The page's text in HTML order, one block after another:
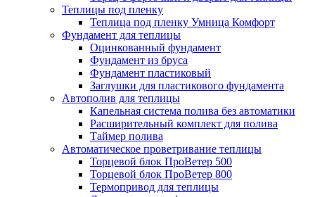
Теплицы под пленку
Теплица под пленку Умница Комфорт
Фундамент для теплицы
Оцинкованный фундамент
Фундамент из бруса
Фундамент пластиковый
Заглушки для пластикового фундамента
Автополив для теплицы
Капельная система полива без автоматики
Расширительный комплект для полива
Таймер полива
Автоматическое проветривание теплицы
Торцевой блок ПроВетер 500
Торцевой блок ПроВетер 800
Термопривод для теплицы